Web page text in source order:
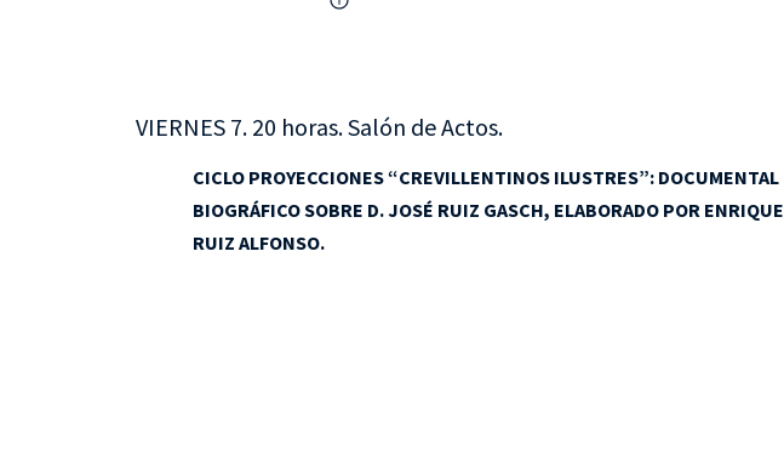
VIERNES 7. 20 horas. Salón de Actos.
CICLO PROYECCIONES “CREVILLENTINOS ILUSTRES”: DOCUMENTAL
BIOGRÁFICO SOBRE D. JOSÉ RUIZ GASCH, ELABORADO POR ENRIQUE
RUIZ ALFONSO.